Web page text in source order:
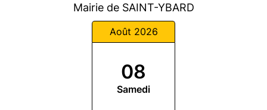
Mairie de SAINT-YBARD
Août 2026
08
Samedi